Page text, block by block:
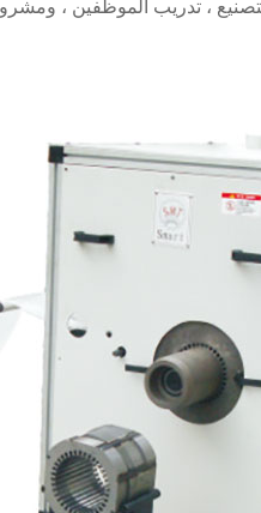
، تدريب الموظفين ،